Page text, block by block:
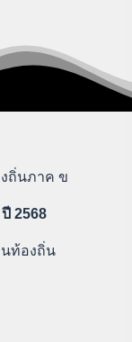
ถิ่นภาค ข
2568
นท้องถิ่น